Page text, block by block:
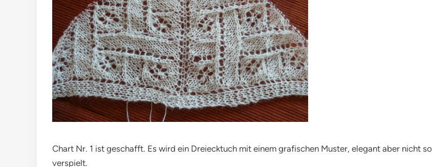
Chart Nr. 1 ist geschafft. Es wird ein Dreiecktuch mit einem grafischen Muster, elegant aber nicht so
verspielt.